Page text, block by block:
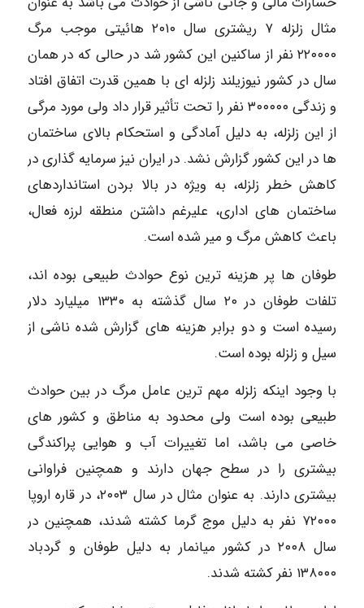
مثال زلزله ۷ ریشتری سال ۲۰۱۰ هائیتی موجب مرگ
۲۲۰۰۰۰ نفر از ساکنین این کشور شد در حالی که در همان
سال در کشور نیوزیلند زلزله ای با همین قدرت اتفاق افتاد
و زندگی ۳۰۰۰۰۰ نفر را تحت تأثیر قرار داد ولی مورد مرگی
از این زلزله، به دليل آمادگی و استحکام بالای ساختمان
ها در این کشور گزارش نشد. در ایران نیز سرمایه گذاری در
کاهش خطر زلزله، به ویژه در بالا بردن استانداردهای
ساختمان های اداری، علیرغم داشتن منطقه لرزه فعال،
باعث کاهش مرگ و میر شده است.
طوفان ها پر هزینه ترین نوع حوادث طبیعی بوده اند،
تلفات طوفان در ۲۰ سال گذشته به ۱۳۳۰ میلیارد دلار
رسیده است و دو برابر هزینه های گزارش شده ناشی از
سیل و زلزله بوده است.
با وجود اینکه زلزله مهم ترین عامل مرگ در بین حوادث
طبیعی بوده است ولی محدود به مناطق و کشور های
خاصی می باشد، اما تغییرات آب و هوایی پراکندگی
بیشتری را در سطح جهان دارند و همچنین فراوانی
بیشتری دارند. به عنوان مثال در سال ۲۰۰۳، در قاره اروپا
۷۲۰۰۰ نفر به دلیل موج گرما کشته شدند، همچنین در
سال ۲۰۰۸ در کشور میانمار به دلیل طوفان و گردباد
۱۳۸۰۰۰ نفر کشته شدند.